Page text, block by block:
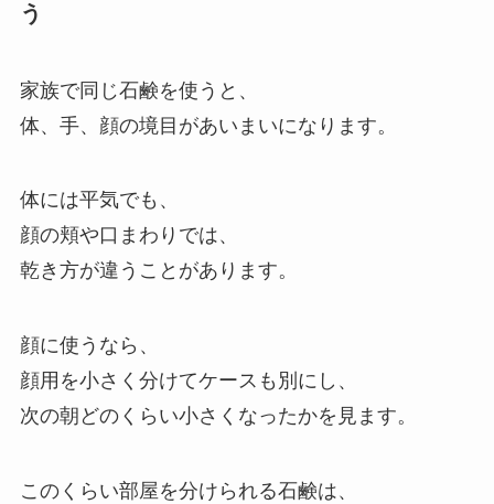
う
家族で同じ石鹸を使うと、
体、手、顔の境目があいまいになります。
体には平気でも、
顔の頬や口まわりでは、
乾き方が違うことがあります。
顔に使うなら、
顔用を小さく分けてケースも別にし、
次の朝どのくらい小さくなったかを見ます。
このくらい部屋を分けられる石鹸は、